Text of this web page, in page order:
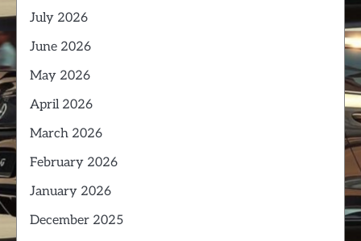
July 2026
June 2026
May 2026
April 2026
March 2026
February 2026
January 2026
December 2025